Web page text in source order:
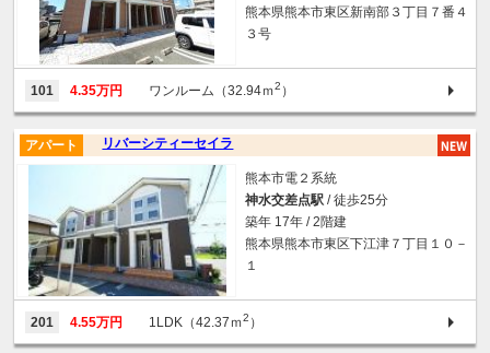
熊本県熊本市東区新南部３丁目７番４
３号
101 4.35万円 ワンルーム（32.94ｍ2 ）
リバーシティーセイラ
アパート
熊本市電２系統
神水交差点駅 / 徒歩25分
築年 17年 / 2階建
熊本県熊本市東区下江津７丁目１０－
１
201 4.55万円 1LDK（42.37ｍ2 ）